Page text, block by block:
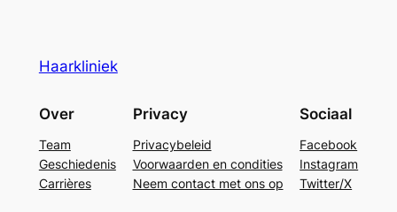
Haarkliniek
Over
Team
Geschiedenis
Carrières
Privacy
Privacybeleid
Voorwaarden en condities
Neem contact met ons op
Sociaal
Facebook
Instagram
Twitter/X